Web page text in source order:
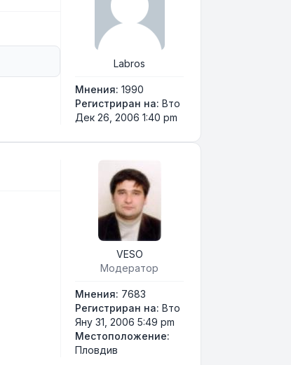
Labros
Мнения: 1990
Регистриран на: Вто
Дек 26, 2006 1:40 pm
VESO
Модератор
Мнения: 7683
Регистриран на: Вто
Яну 31, 2006 5:49 pm
Местоположение:
Пловдив